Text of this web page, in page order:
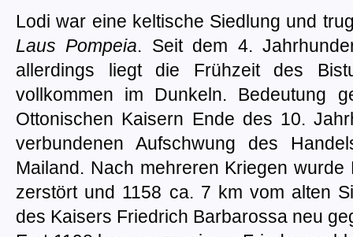
Lodi war eine keltische Siedlung und
Laus Pompeia. Seit dem 4.
allerdings liegt die Frühzeit des
vollkommen im Dunkeln. Bedeutung
Ottonischen Kaisern Ende des 10.
verbundenen Aufschwung des
Mailand. Nach mehreren Kriegen
zerstört und 1158 ca. 7 km vom alten
des Kaisers Friedrich Barbarossa neu